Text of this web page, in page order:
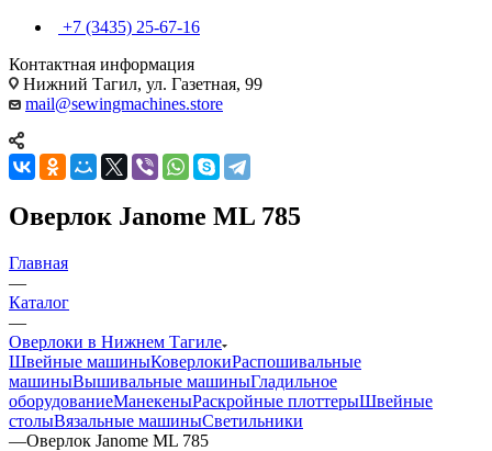
+7 (3435) 25-67-16
Контактная информация
Нижний Тагил, ул. Газетная, 99
mail@sewingmachines.store
Оверлок Janome ML 785
Главная
—
Каталог
—
Оверлоки в Нижнем Тагиле
Швейные машиныКоверлокиРаспошивальные
машиныВышивальные машиныГладильное
оборудованиеМанекеныРаскройные плоттерыШвейные
столыВязальные машиныСветильники
—Оверлок Janome ML 785